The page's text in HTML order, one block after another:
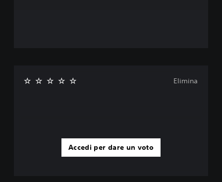
Accedi per dare un voto
Elimina